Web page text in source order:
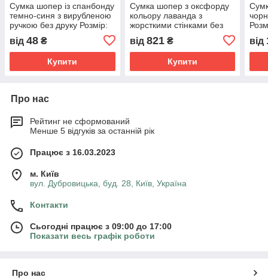
Сумка шопер із спанбонду
темно-синя з вирубленою
ручкою без друку Розмір:
від 48 ₴
Купити
Сумка шопер з оксфорду
кольору лаванда з
жорсткими стінками без
друку Розмір: 40cм х 30см
х 12см
від 821₴
Купити
від
Про нас
Рейтинг не сформований
Менше 5 відгуків за останній рік
Працює з 16.03.2023
м. Київ
вул. Дубровицька, буд. 28, Київ, Україна
Контакти
Сьогодні працює з 09:00 до 17:00
Показати весь графік роботи
Про нас